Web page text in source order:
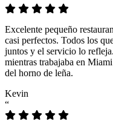
Excelente pequeño
casi perfectos. Todos los
juntos y el servicio lo
mientras trabajaba en
del horno de leña.
Kevin
“